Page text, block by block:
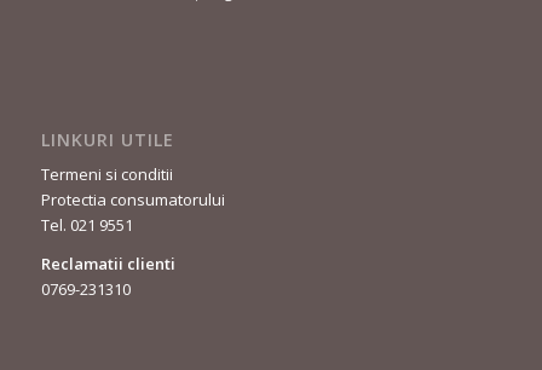
LINKURI UTILE
Termeni si conditii
Protectia consumatorului
Tel. 021 9551
Reclamatii clienti
0769-231310